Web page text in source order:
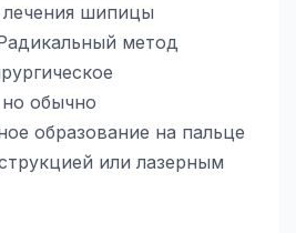
лечения шипицы
метод
обычно
образование на пальце
или лазерным